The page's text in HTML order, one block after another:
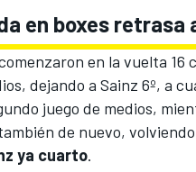
en boxes retrasa
en la vuelta
dejando a Sainz 6º, a
juego de medios,
de nuevo,
ya cuarto.